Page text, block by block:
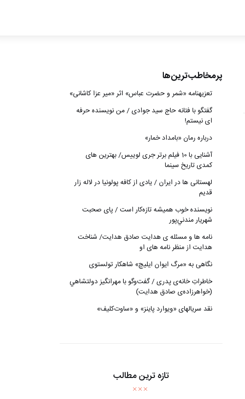
پرمخاطب‌ترین‌ها
تعزیه‎نامه‏ «شمر و حضرت عباس» اثر «میر عزا کاشانی»
گفتگو با فتانه حاج سید جوادی / من نویسنده حرفه
ای نیستم!
درباره رمان «بامداد خمار»
آشنایی با 10 فیلم برتر جری لوییس/ بهترین های
کمدی تاریخ سینما
لهستانی ها در ایران / یادی از کافه پولونیا در لاله زار
قدیم
نويسنده خوب هميشه تازه‌كار است / پای صحبت
شهريار مندني‌پور
نامه ها و مسئله ی هدایت صادق هدایت/ شناخت
هدایت از منظر نامه های او
نگاهی به «مرگ ايوان ايليچ» شاهکار تولستوی
خاطراتِ خانه‌ی پدری / گفت‌وگو با مهرانگيز دولتشاهي
(خواهرزاده‌ی صادق هدايت)
نقد سریالهای «ویوارد پاینز» و «ساوت‌کلیف»
تازه ترین مطالب